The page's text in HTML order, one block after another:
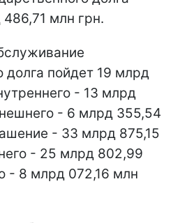
млн грн.
долга пойдет 19 млрд
- 13 млрд
- 6 млрд 355,54
- 33 млрд 875,15
- 25 млрд 802,99
- 8 млрд 072,16 млн